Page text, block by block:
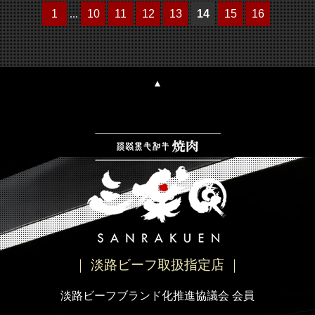
1 ... 10 11 12 13 14 15 16
▲
｜ 淡路ビーフ取扱指定店 ｜
淡路ビーフブランド化推進協議会 会員